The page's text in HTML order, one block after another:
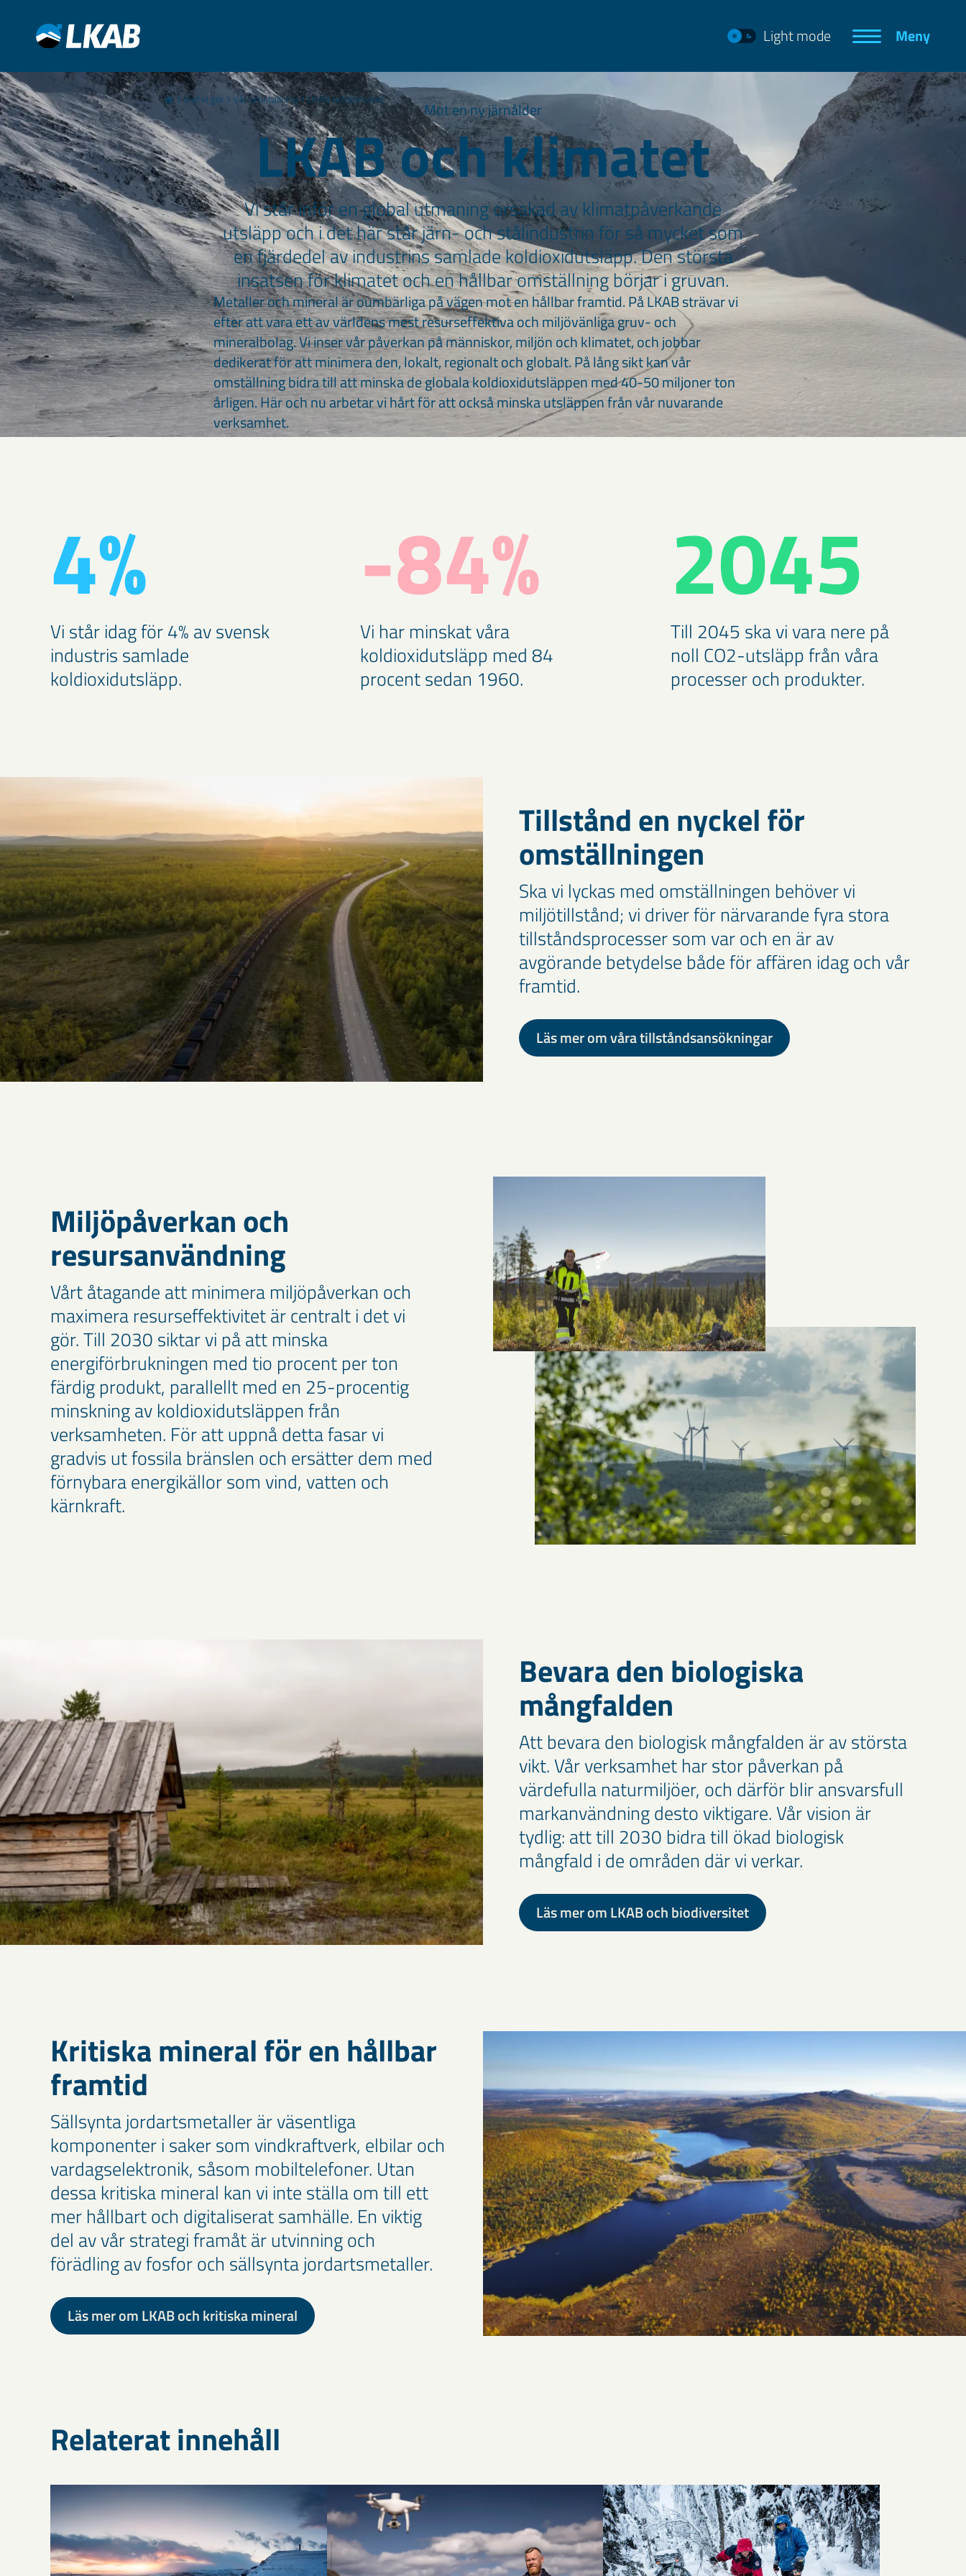
Light mode Meny
Vad vi gör Vår omställning LKAB och klimatet Mot en ny järnålder
LKAB och klimatet
Vi står inför en global utmaning orsakad av klimatpåverkande
utsläpp och i det här står järn- och stålindustrin för så mycket som
en fjärdedel av industrins samlade koldioxidutsläpp. Den största
insatsen för klimatet och en hållbar omställning börjar i gruvan.
Metaller och mineral är oumbärliga på vägen mot en hållbar framtid. På LKAB strävar vi
efter att vara ett av världens mest resurseffektiva och miljövänliga gruv- och
mineralbolag. Vi inser vår påverkan på människor, miljön och klimatet, och jobbar
dedikerat för att minimera den, lokalt, regionalt och globalt. På lång sikt kan vår
omställning bidra till att minska de globala koldioxidutsläppen med 40-50 miljoner ton
årligen. Här och nu arbetar vi hårt för att också minska utsläppen från vår nuvarande
verksamhet.
4%
Vi står idag för 4% av svensk
industris samlade
koldioxidutsläpp.
-84%
Vi har minskat våra
koldioxidutsläpp med 84
procent sedan 1960.
2045
Till 2045 ska vi vara nere på
noll CO2-utsläpp från våra
processer och produkter.
Tillstånd en nyckel för
omställningen
Ska vi lyckas med omställningen behöver vi
miljötillstånd; vi driver för närvarande fyra stora
tillståndsprocesser som var och en är av
avgörande betydelse både för affären idag och vår
framtid.
Läs mer om våra tillståndsansökningar
Miljöpåverkan och
resursanvändning
Vårt åtagande att minimera miljöpåverkan och
maximera resurseffektivitet är centralt i det vi
gör. Till 2030 siktar vi på att minska
energiförbrukningen med tio procent per ton
färdig produkt, parallellt med en 25-procentig
minskning av koldioxidutsläppen från
verksamheten. För att uppnå detta fasar vi
gradvis ut fossila bränslen och ersätter dem med
förnybara energikällor som vind, vatten och
kärnkraft.
Bevara den biologiska
mångfalden
Att bevara den biologisk mångfalden är av största
vikt. Vår verksamhet har stor påverkan på
värdefulla naturmiljöer, och därför blir ansvarsfull
markanvändning desto viktigare. Vår vision är
tydlig: att till 2030 bidra till ökad biologisk
mångfald i de områden där vi verkar.
Läs mer om LKAB och biodiversitet
Kritiska mineral för en hållbar
framtid
Sällsynta jordartsmetaller är väsentliga
komponenter i saker som vindkraftverk, elbilar och
vardagselektronik, såsom mobiltelefoner. Utan
dessa kritiska mineral kan vi inte ställa om till ett
mer hållbart och digitaliserat samhälle. En viktig
del av vår strategi framåt är utvinning och
förädling av fosfor och sällsynta jordartsmetaller.
Läs mer om LKAB och kritiska mineral
Relaterat innehåll